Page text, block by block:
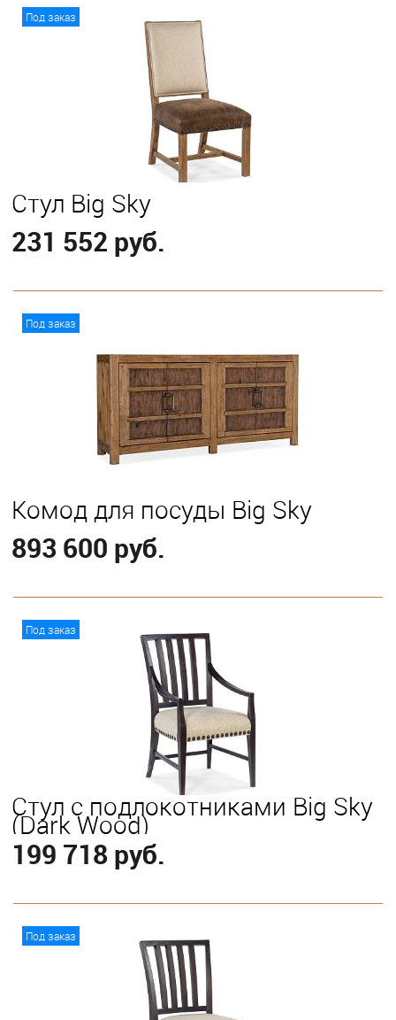
Под заказ
Стул Big Sky
231 552 руб.
Под заказ
Комод для посуды Big Sky
893 600 руб.
Под заказ
Стул с подлокотниками Big Sky
(Dark Wood)
199 718 руб.
Под заказ